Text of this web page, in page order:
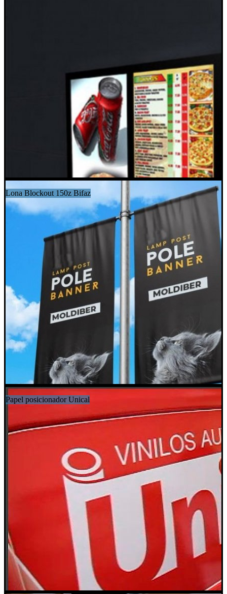
Lona Blockout 150z Bifaz
Papel posicionador Unical